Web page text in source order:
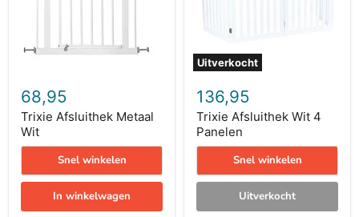
68,95
Trixie Afsluithek Metaal
Wit
Snel winkelen
In winkelwagen
Uitverkocht
136,95
Trixie Afsluithek Wit 4
Panelen
Snel winkelen
Uitverkocht